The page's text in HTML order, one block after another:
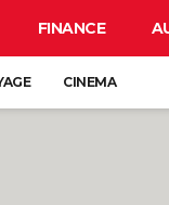
FINANCE
CINEMA